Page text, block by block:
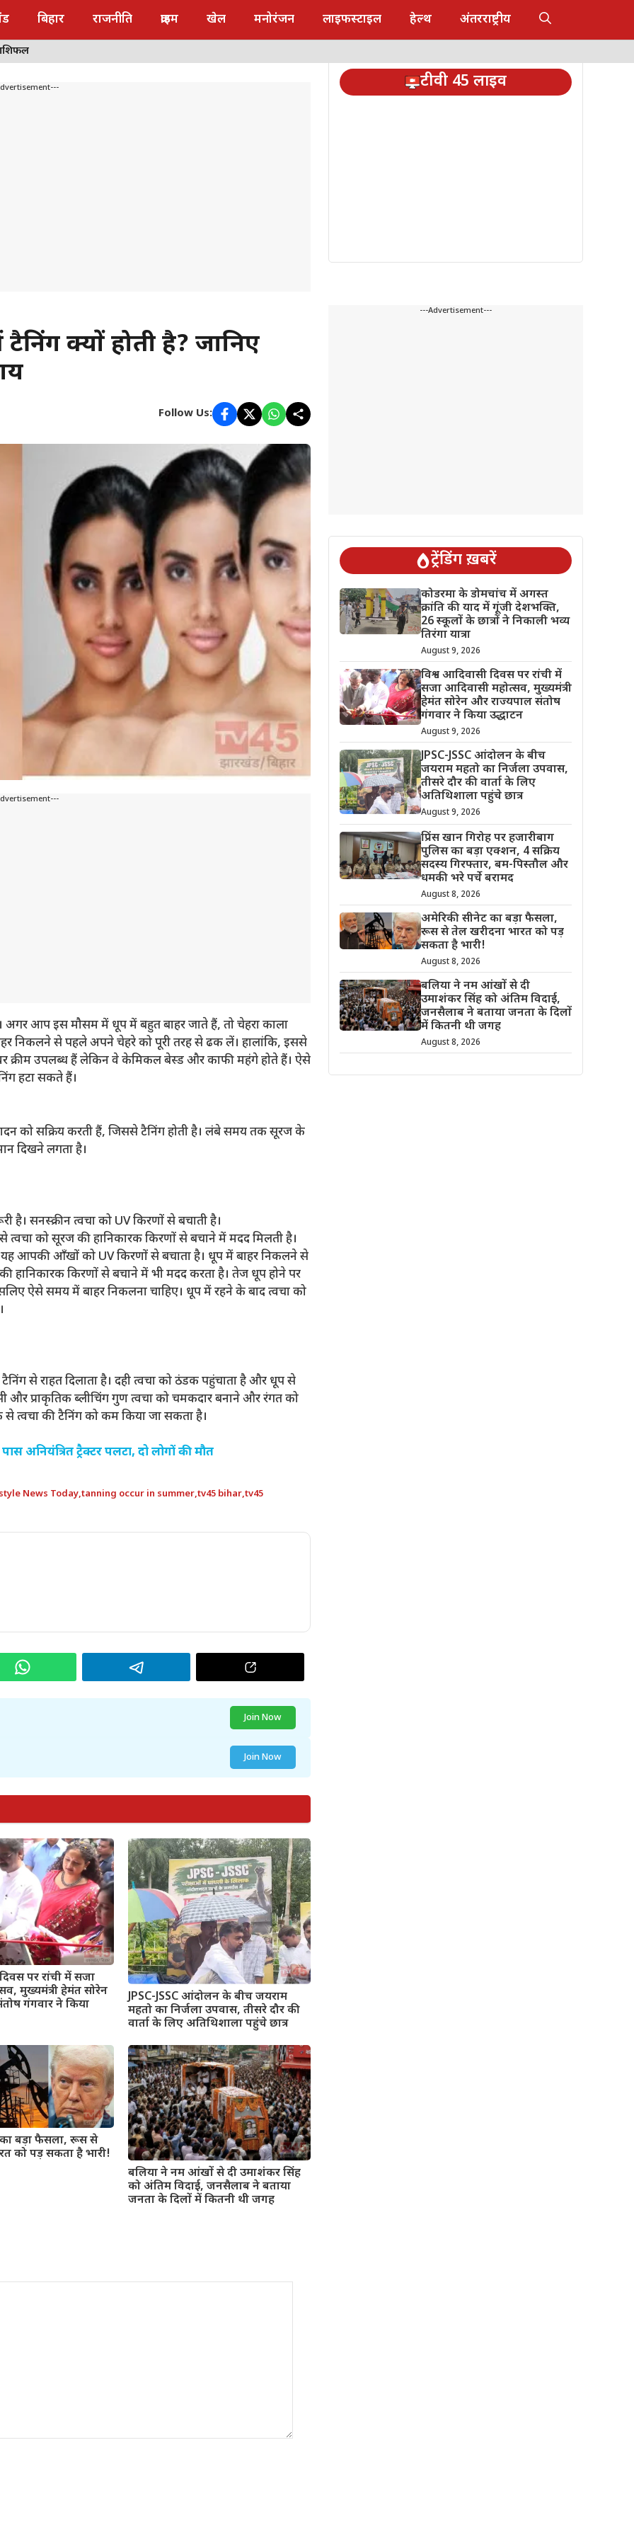
बिहार राजनीति क्राइम खेल मनोरंजन लाइफस्टाइल हेल्थ अंतरराष्ट्रीय
क्यों होती है? जानिए
Follow Us:
अगर आप इस मौसम में धूप में बहुत बाहर जाते हैं, तो चेहरा काला
निकलने से पहले अपने चेहरे को पूरी तरह से ढक लें। हालांकि, इससे
क्रीम उपलब्ध हैं लेकिन वे केमिकल बेस्ड और काफी महंगे होते हैं। ऐसे
हटा सकते हैं।
को सक्रिय करती हैं, जिससे टैनिंग होती है। लंबे समय तक सूरज के
दिखने लगता है।
सनस्क्रीन त्वचा को UV किरणों से बचाती है।
को सूरज की हानिकारक किरणों से बचाने में मदद मिलती है।
आपकी आँखों को UV किरणों से बचाता है। धूप में बाहर निकलने से
हानिकारक किरणों से बचाने में भी मदद करता है। तेज धूप होने पर
ऐसे समय में बाहर निकलना चाहिए। धूप में रहने के बाद त्वचा को
से राहत दिलाता है। दही त्वचा को ठंडक पहुंचाता है और धूप से
और प्राकृतिक ब्लीचिंग गुण त्वचा को चमकदार बनाने और रंगत को
की टैनिंग को कम किया जा सकता है।
अनियंत्रित ट्रैक्टर पलटा, दो लोगों की मौत
News Today,tanning occur in summer,tv45 bihar,tv45
Join Now
Join Now
पर रांची में सजा
मुख्यमंत्री हेमंत सोरेन
गंगवार ने किया
JPSC-JSSC आंदोलन के बीच जयराम
महतो का निर्जला उपवास, तीसरे दौर की
वार्ता के लिए अतिथिशाला पहुंचे छात्र
बड़ा फैसला, रूस से
को पड़ सकता है भारी!
बलिया ने नम आंखों से दी उमाशंकर सिंह
को अंतिम विदाई, जनसैलाब ने बताया
जनता के दिलों में कितनी थी जगह
टीवी 45 लाइव
---Advertisement---
ट्रेंडिंग ख़बरें
कोडरमा के डोमचांच में अगस्त
क्रांति की याद में गूंजी देशभक्ति,
26 स्कूलों के छात्रों ने निकाली भव्य
तिरंगा यात्रा
August 9, 2026
विश्व आदिवासी दिवस पर रांची में
सजा आदिवासी महोत्सव, मुख्यमंत्री
हेमंत सोरेन और राज्यपाल संतोष
गंगवार ने किया उद्धाटन
August 9, 2026
JPSC-JSSC आंदोलन के बीच
जयराम महतो का निर्जला उपवास,
तीसरे दौर की वार्ता के लिए
अतिथिशाला पहुंचे छात्र
August 9, 2026
प्रिंस खान गिरोह पर हजारीबाग
पुलिस का बड़ा एक्शन, 4 सक्रिय
सदस्य गिरफ्तार, बम-पिस्तौल और
धमकी भरे पर्चे बरामद
August 8, 2026
अमेरिकी सीनेट का बड़ा फैसला,
रूस से तेल खरीदना भारत को पड़
सकता है भारी!
August 8, 2026
बलिया ने नम आंखों से दी
उमाशंकर सिंह को अंतिम विदाई,
जनसैलाब ने बताया जनता के दिलों
में कितनी थी जगह
August 8, 2026